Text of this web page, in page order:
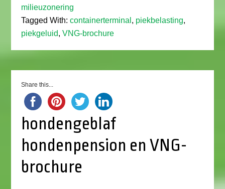
milieuzonering
Tagged With:containerterminal , piekbelasting,
piekgeluid,VNG-brochure
Share this...
hondengeblaf
hondenpension en VNG-
brochure